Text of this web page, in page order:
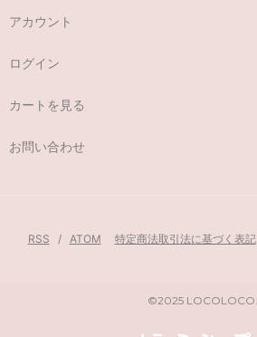
アカウント
ログイン
カートを見る
お問い合わせ
RSS / ATOM 特定商法取引法に基づく表記
©2025 LOCOLOCO.